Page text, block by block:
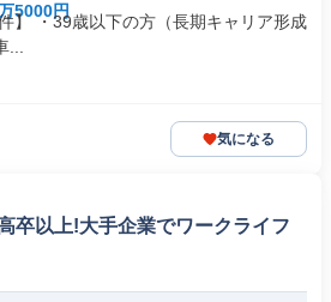
5000円
】 ・39歳以下の方（長期キャリア形成
気になる
卒以上!大手企業でワークライフ